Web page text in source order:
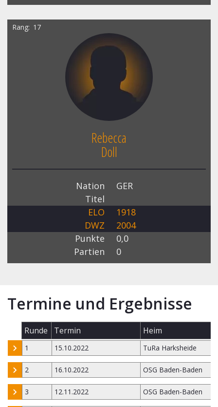
Rang 17
Rebecca
Doll
Nation
GER
Titel
ELO
1918
DWZ
2004
Punkte
0,0
Partien
0
Termine und Ergebnisse
Runde Termin Heim
1 15.10.2022 TuRa Harksheide
2 16.10.2022 OSG Baden-Baden
3 12.11.2022 OSG Baden-Baden